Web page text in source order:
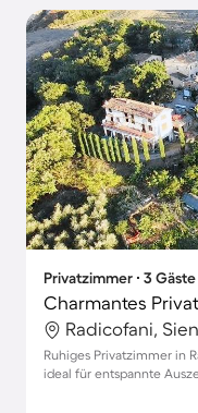
Privatzimmer ∙ 3
Radicofani,
Ruhiges Privatzimmer in
ideal für entspannte